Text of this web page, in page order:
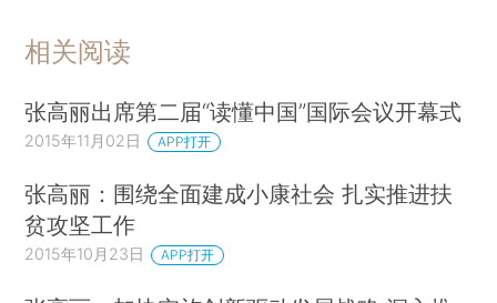
相关阅读
张高丽出席第二届“读懂中国”国际会议开幕式
2015年11月02日 APP打开
张高丽：围绕全面建成小康社会 扎实推进扶
贫攻坚工作
2015年10月23日 APP打开